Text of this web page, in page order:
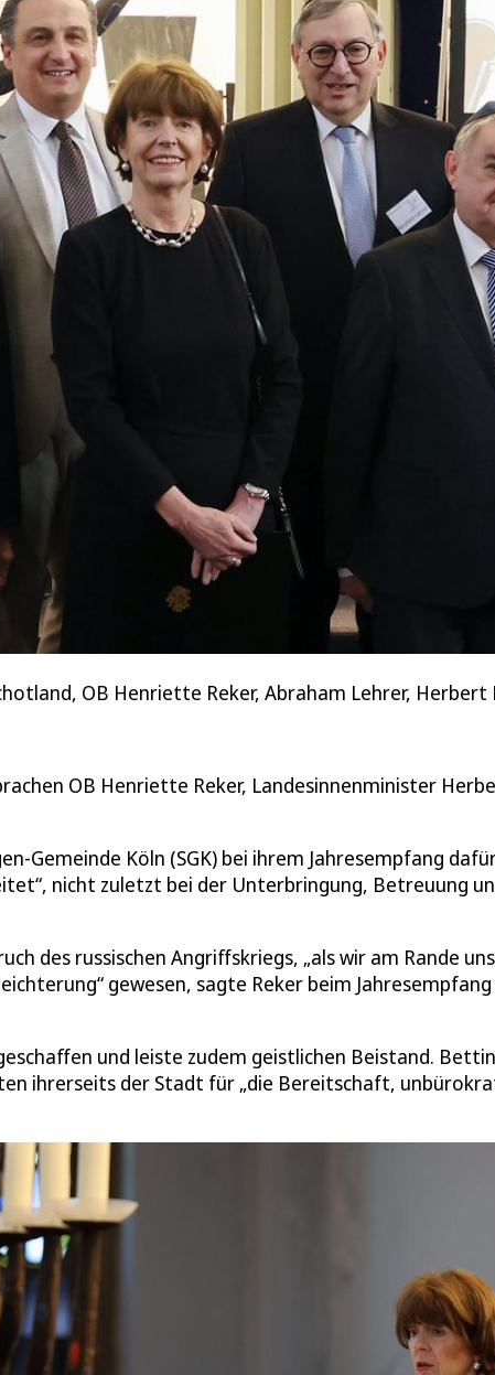
OB Henriette Reker, Abraham Lehrer,
OB Henriette Reker, Landesinnenminister
Gemeinde Köln (SGK) bei ihrem Jahresempfang
nicht zuletzt bei der Unterbringung, Betreuung
des russischen Angriffskriegs, „als wir am Rande
gewesen, sagte Reker beim
und leiste zudem geistlichen Beistand.
ihrerseits der Stadt für „die Bereitschaft,